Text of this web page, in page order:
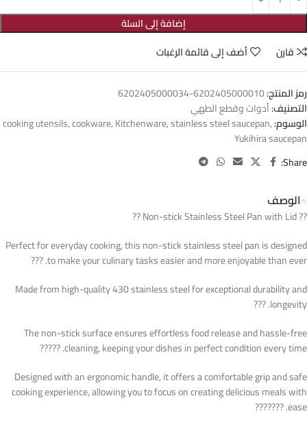
إضافة إلى السلة
قارن
أضف إلى قائمة الرغبات
رمز المنتج:6202405000010-6202405000034
التصنيف:أدوات وقطع الطهي
الوسوم:
cooking utensils,cookware,Kitchenware,stainless steel saucepan,
Yukihira saucepan
Share:
الوصف
?? Non-stick Stainless Steel Pan with Lid ??
Perfect for everyday cooking, this non-stick stainless steel pan is designed
to make your culinary tasks easier and more enjoyable than ever. ???
Made from high-quality 430 stainless steel for exceptional durability and
longevity. ???
The non-stick surface ensures effortless food release and hassle-free
cleaning, keeping your dishes in perfect condition every time. ?????
Designed with an ergonomic handle, it offers a comfortable grip and safe
cooking experience, allowing you to focus on creating delicious meals with
ease. ???????